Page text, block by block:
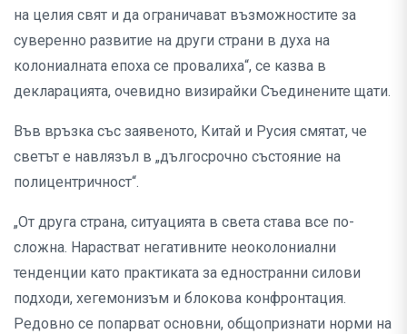
на целия свят и да ограничават възможностите за
суверенно развитие на други страни в духа на
колониалната епоха се провалиха“, се казва в
декларацията, очевидно визирайки Съединените щати.
Във връзка със заявеното, Китай и Русия смятат, че
светът е навлязъл в „дългосрочно състояние на
полицентричност“.
„От друга страна, ситуацията в света става все по-
сложна. Нарастват негативните неоколониални
тенденции като практиката за едностранни силови
подходи, хегемонизъм и блокова конфронтация.
Редовно се попарват основни, общопризнати норми на